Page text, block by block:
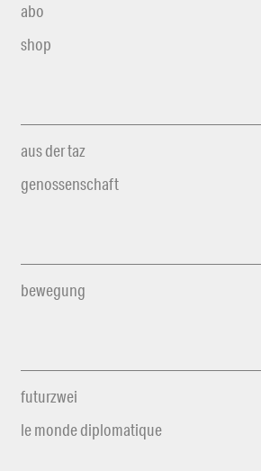
abo
shop
aus der taz
genossenschaft
bewegung
futurzwei
le monde diplomatique